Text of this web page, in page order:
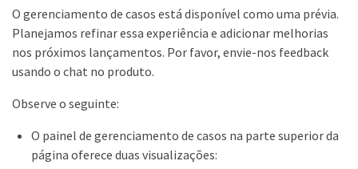
O gerenciamento de casos está disponível como uma prévia.
Planejamos refinar essa experiência e adicionar melhorias
nos próximos lançamentos. Por favor, envie-nos feedback
usando o chat no produto.
Observe o seguinte:
O painel de gerenciamento de casos na parte superior da
página oferece duas visualizações: